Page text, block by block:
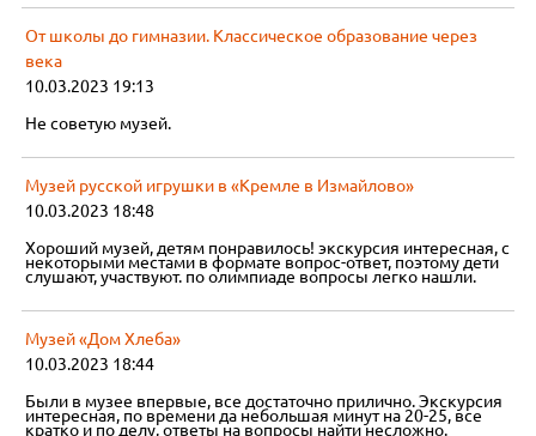
От школы до гимназии. Классическое образование через
века
10.03.2023 19:13
Не советую музей.
Музей русской игрушки в «Кремле в Измайлово»
10.03.2023 18:48
Хороший музей, детям понравилось! экскурсия интересная, с
некоторыми местами в формате вопрос-ответ, поэтому дети
слушают, участвуют. по олимпиаде вопросы легко нашли.
Музей «Дом Хлеба»
10.03.2023 18:44
Были в музее впервые, все достаточно прилично. Экскурсия
интересная, по времени да небольшая минут на 20-25, все
кратко и по делу, ответы на вопросы найти несложно.